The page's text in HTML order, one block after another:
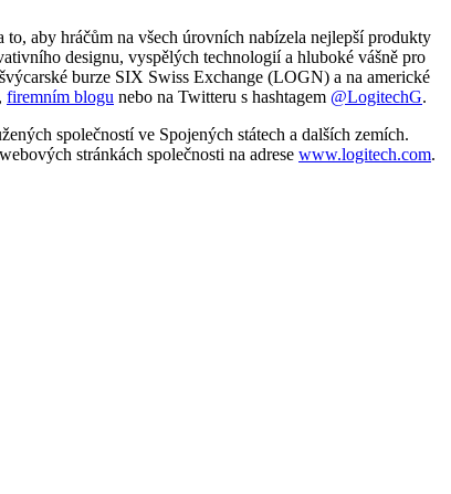
aby hráčům na všech úrovních nabízela nejlepší produkty
designu, vyspělých technologií a hluboké vášně pro
burze SIX Swiss Exchange (LOGN) a na americké
, firemním blogu nebo na Twitteru s hashtagem @LogitechG.
společností ve Spojených státech a dalších zemích.
stránkách společnosti na adrese www.logitech.com.